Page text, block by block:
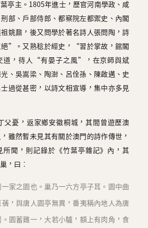
亭主。1805年進士，歷官河南學政、咸
部、戶部侍郎、都察院左都禦史、內閣
姚鼐，後又問學於著名詩人張問陶，詩
”。又熟稔於經史，“習於掌故，館閣
道，待人“有晏子之風”，在京師與斌
、吳嵩梁、陶澍、呂佺孫、陳啟邁、史
過從甚密，以詩文相宣導，集中亦多見
父憂，返家鄉安徽桐城，其間曾遊歷澳
雖然暫未見其有關於澳門的詩作傳世，
所聞，則記錄於《竹葉亭雜記》內，其
，曰︰
家之園也。巢乃一六方亭子耳。園中曲
，與唐人園亭無異，番夷稱內地人為唐
。園蓄雞一，大若小驢，額上有肉角，食